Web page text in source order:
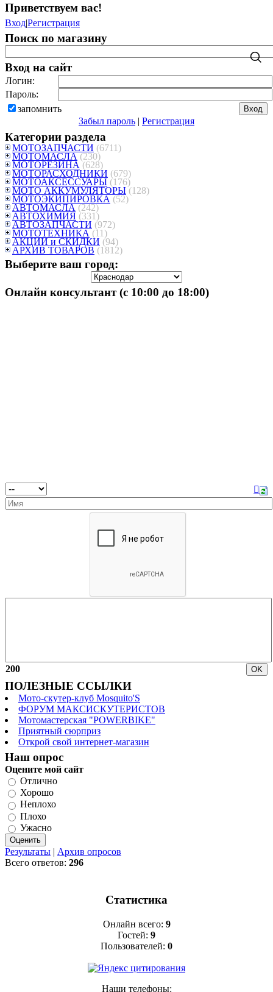
Приветствуем вас!
Вход|Регистрация
Поиск по магазину
Вход на сайт
Логин:
Пароль:
запомнить
Забыл пароль | Регистрация
Категории раздела
МОТОЗАПЧАСТИ (6711)
МОТОМАСЛА (230)
МОТОРЕЗИНА (628)
МОТОРАСХОДНИКИ (679)
МОТОАКСЕССУАРЫ (176)
МОТО АККУМУЛЯТОРЫ (128)
МОТОЭКИПИРОВКА (52)
АВТОМАСЛА (242)
АВТОХИМИЯ (331)
АВТОЗАПЧАСТИ (972)
МОТОТЕХНИКА (11)
АКЦИИ и СКИДКИ (94)
АРХИВ ТОВАРОВ (1812)
Выберите ваш город:
Онлайн консультант (с 10:00 до 18:00)
200
ПОЛЕЗНЫЕ ССЫЛКИ
Мото-скутер-клуб Mosquito'S
ФОРУМ МАКСИСКУТЕРИСТОВ
Мотомастерская "POWERBIKE"
Приятный сюрприз
Открой свой интернет-магазин
Наш опрос
Оцените мой сайт
Отлично
Хорошо
Неплохо
Плохо
Ужасно
Результаты | Архив опросов
Всего ответов: 296
Статистика
Онлайн всего: 9
Гостей: 9
Пользователей: 0
Наши телефоны: